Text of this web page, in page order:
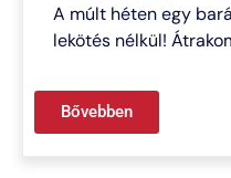
A múlt héten egy
lekötés nélkül!
Bővebben